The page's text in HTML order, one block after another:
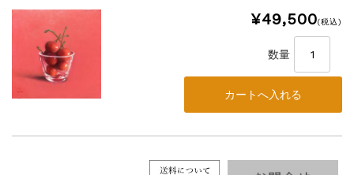
¥49,500(税込)
数量